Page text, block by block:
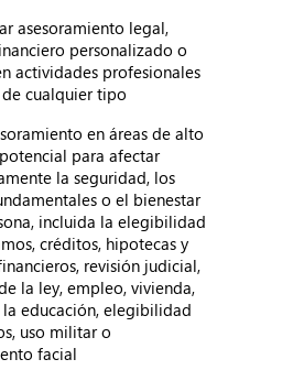
asesoramiento legal,
personalizado o
actividades profesionales
cualquier tipo
en áreas de alto
para afectar
la seguridad, los
o el bienestar
incluida la elegibilidad
créditos, hipotecas y
revisión judicial,
la ley, empleo, vivienda,
educación, elegibilidad
uso militar o
facial